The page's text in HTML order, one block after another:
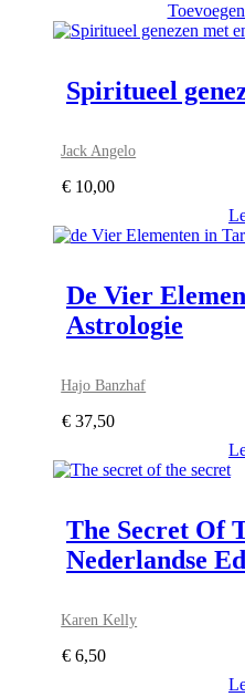
Spiritueel
Jack Angelo
€ 10,00
De Vier
Astrologie
Hajo Banzhaf
€ 37,50
The Secret Of
Nederlandse
Karen Kelly
€ 6,50